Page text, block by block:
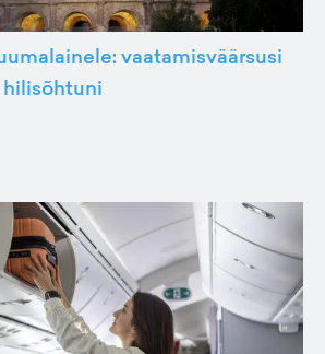
vaatamisväärsusi
hilisõhtuni